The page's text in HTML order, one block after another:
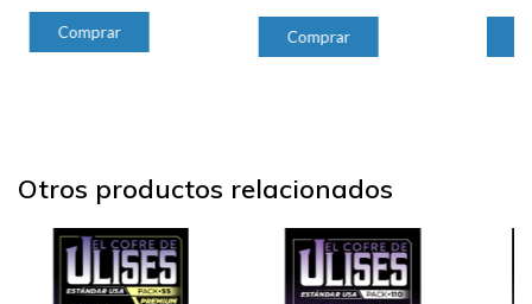
Otros productos relacionados